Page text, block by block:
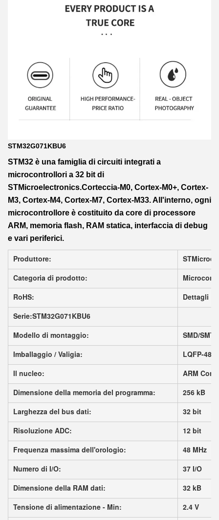
STM32G071KBU6
STM32 è una famiglia di circuiti integrati a
microcontrollori a 32 bit di
STMicroelectronics.Corteccia-M0, Cortex-M0+, Cortex-
M3, Cortex-M4, Cortex-M7, Cortex-M33. All'interno, ogni
microcontrollore è costituito da core di processore
ARM, memoria flash, RAM statica, interfaccia di debug
e vari periferici.
Produttore:
Categoria di prodotto:
RoHS:
Dettagli
Serie:STM32G071KBU6
Modello di montaggio:
SMD/SMT
Imballaggio / Valigia:
LQFP-48
Il nucleo:
ARM
Dimensione della memoria del programma:
256 kB
Larghezza del bus dati:
32 bit
Risoluzione ADC:
12 bit
Frequenza massima dell'orologio:
48 MHz
Numero di I/O:
37 I/O
Dimensione della RAM dati:
32 kB
Tensione di alimentazione - Min:
2.4 V